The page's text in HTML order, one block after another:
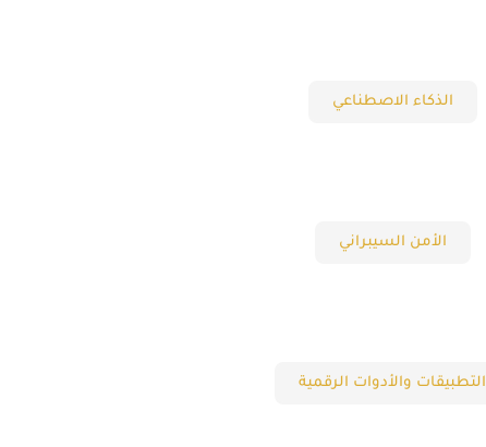
الذكاء الاصطناعي
الأمن السيبراني
التطبيقات والأدوات الرقمية